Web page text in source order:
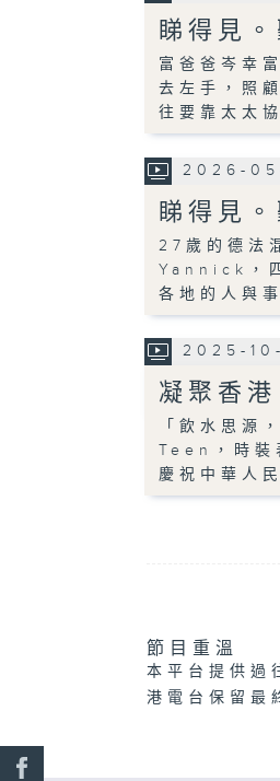
睇得見。
富爸爸岑幸
去左手，照
往要靠太太
2026-
睇得見。
27歲的德法
Yannick，
各地的人與
2025-
凝聚香港
「飲水思源
Teen，時裝
慶祝中華人
節目重溫
本平台提供過
港電台保留最